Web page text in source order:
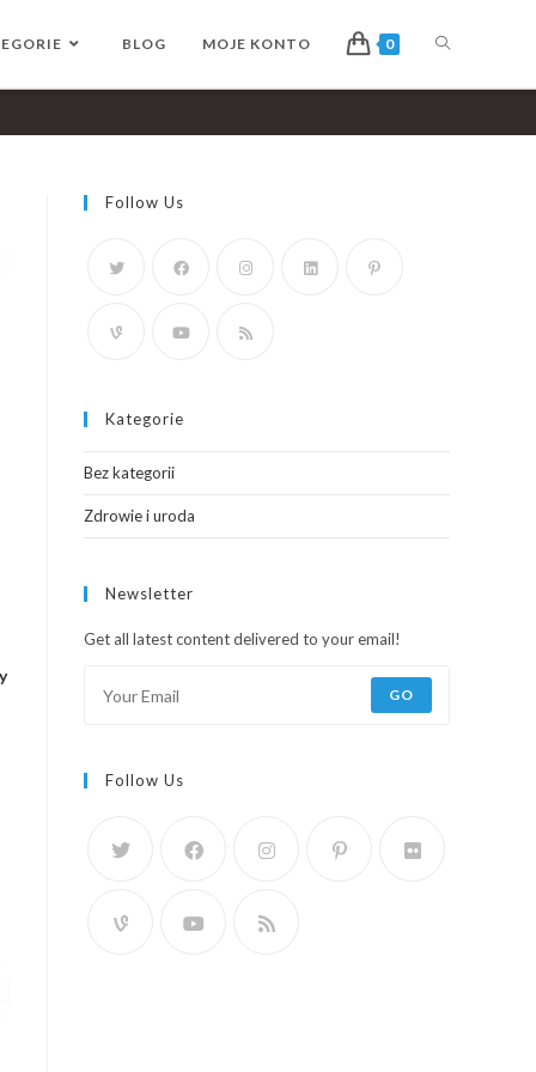
BLOG MOJE KONTO 0
Follow Us
Kategorie
Bez kategorii
Zdrowie i uroda
Newsletter
Get all latest content delivered to your email!
GO
Follow Us